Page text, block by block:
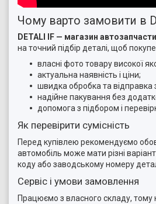
Чому варто замовити в
DETALI IF — магазин
на точний підбір деталі, щоб
власні фото товару високої
актуальна наявність і ціни;
швидка обробка та відправка
надійне пакування без
допомога з підбором і
Як перевірити сумісність
Перед купівлею рекомендуємо
автомобіль може мати різні
коду або заводському номеру
Сервіс і умови замовлення
Працюємо з власного складу, тому